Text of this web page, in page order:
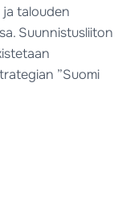
talouden
Suunnistusliiton
”Suomi